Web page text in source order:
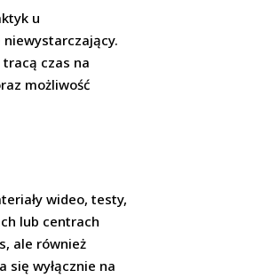
u
czas na
możliwość
wideo, testy,
lub centrach
ale również
wyłącznie na